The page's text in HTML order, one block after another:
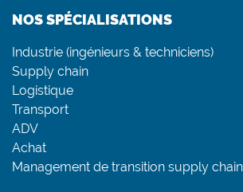
NOS SPÉCIALISATIONS
Industrie (ingénieurs & techniciens)
Supply chain
Logistique
Transport
ADV
Achat
Management de transition supply